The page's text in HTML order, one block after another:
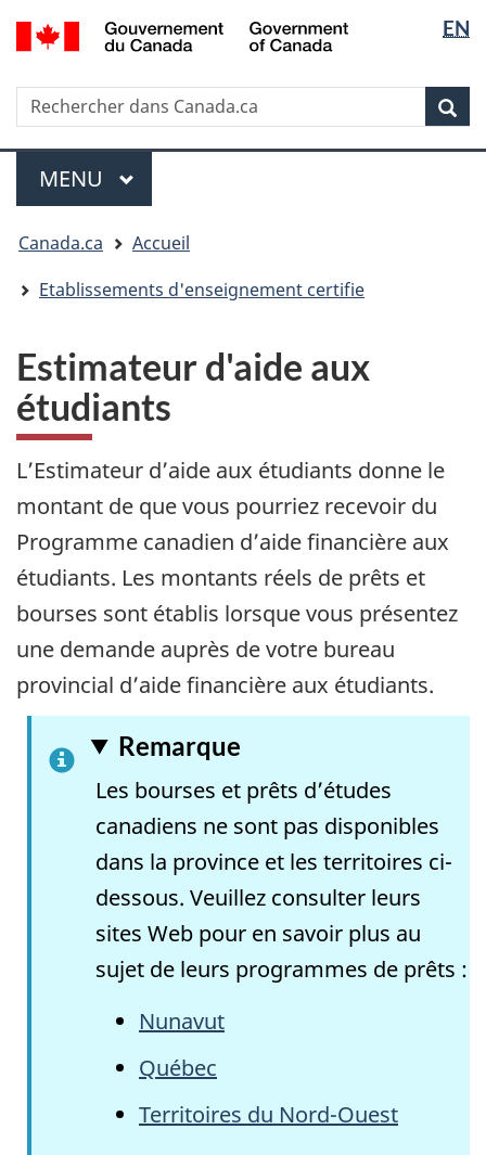
Passer
au
principal
Passer
à
sujet
du
gouvernement »
Passer
à
version
HTML
simplifiée
la
langue
EN
Rechercher
Rechercher
dans
Canada.ca
Menu
MENU PRINCIPAL
êtes
ici
Canada.ca
Accueil
Etablissements d'enseignement certifie
Estimateur d'aide aux
étudiants
L’Estimateur d’aide aux étudiants donne le
montant de que vous pourriez recevoir du
Programme canadien d’aide financière aux
étudiants. Les montants réels de prêts et
bourses sont établis lorsque vous présentez
une demande auprès de votre bureau
provincial d’aide financière aux étudiants.
Remarque
Les bourses et prêts d’études
canadiens ne sont pas disponibles
dans la province et les territoires ci-
dessous. Veuillez consulter leurs
sites Web pour en savoir plus au
sujet de leurs programmes de prêts :
Nunavut
Québec
Territoires du Nord-Ouest